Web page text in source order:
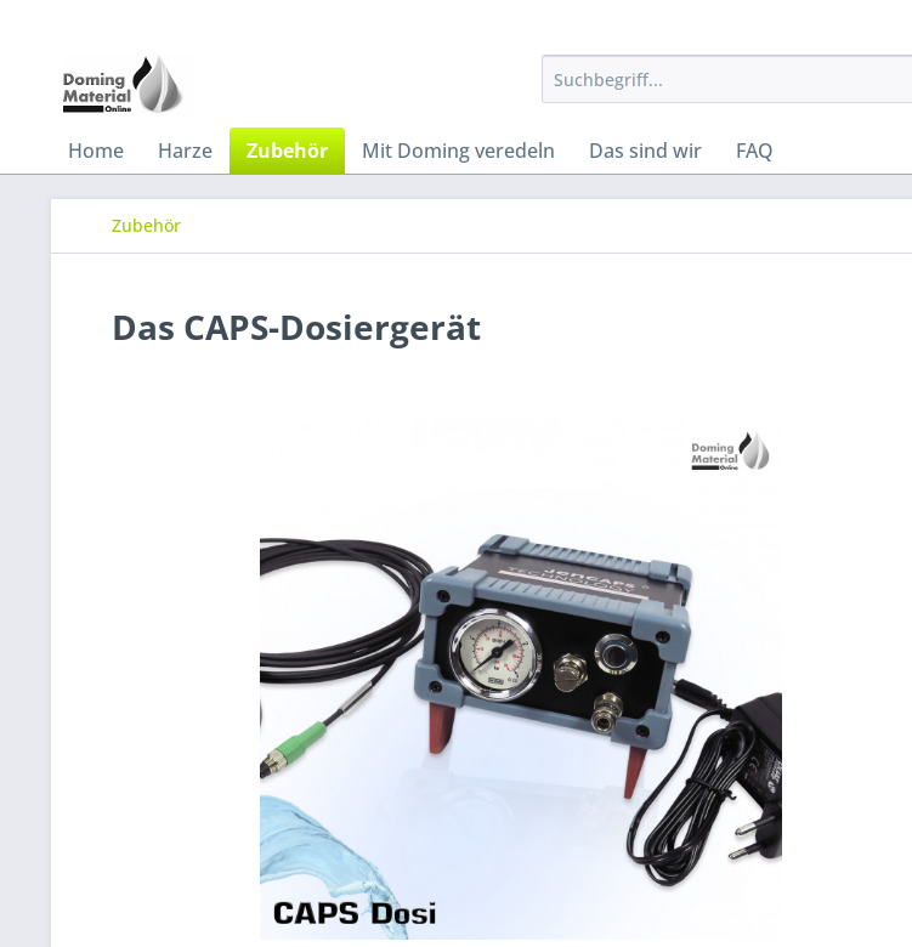
Home Harze Zubehör Mit Doming veredeln Das sind wir FAQ
Zubehör
Das CAPS-Dosiergerät